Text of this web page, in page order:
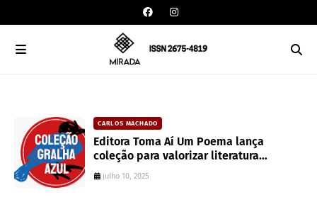
CARLOS MACHADO
Editora Toma Aí Um Poema lança
coleção para valorizar literatura
paranaense
julho 10, 2025